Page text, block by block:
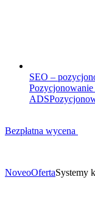
SEO –
ADS
Bezpłatna wycena
NoveoOfertaSystemy